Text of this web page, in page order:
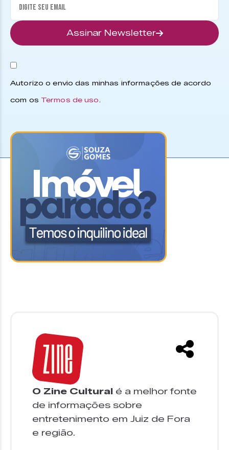
Assinar Newsletter
Autorizo o envio das minhas informações de acordo
com os Termos de uso.
O Zine Cultural é a melhor fonte
de informações sobre
entretenimento em Juiz de Fora
e região.